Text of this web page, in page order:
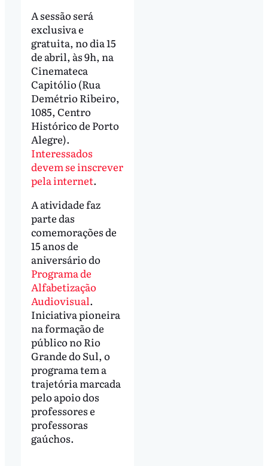
A sessão será
exclusiva e
gratuita, no dia 15
de abril, às 9h, na
Cinemateca
Capitólio (Rua
Demétrio Ribeiro,
1085, Centro
Histórico de Porto
Alegre).
Interessados
devem se inscrever
pela internet.
A atividade faz
parte das
comemorações de
15 anos de
aniversário do
Programa de
Alfabetização
Audiovisual.
Iniciativa pioneira
na formação de
público no Rio
Grande do Sul, o
programa tem a
trajetória marcada
pelo apoio dos
professores e
professoras
gaúchos.